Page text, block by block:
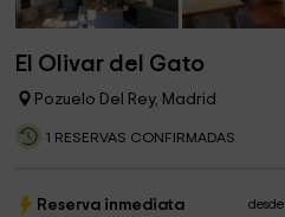
El Olivar del Gato
Pozuelo Del Rey, Madrid
1 RESERVAS CONFIRMADAS
Reserva inmediata desde